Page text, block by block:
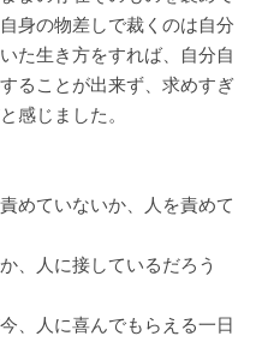
身の物差しで裁くのは自分
た生き方をすれば、自分自
ることが出来ず、求めすぎ
感じました。
めていないか、人を責めて
、人に接しているだろう
、人に喜んでもらえる一日